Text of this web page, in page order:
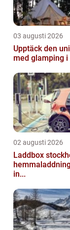
03 augusti 2026
Upptäck den
med glamping i
02 augusti 2026
Laddbox stockholm
in...